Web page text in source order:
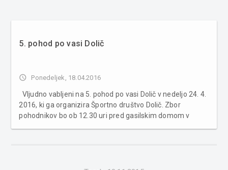
5. pohod po vasi Dolič
access_time Ponedeljek, 18.04.2016
Vljudno vabljeni na 5. pohod po vasi Dolič v nedeljo 24. 4.
2016, ki ga organizira Športno društvo Dolič. Zbor
pohodnikov bo ob 12.30 uri pred gasilskim domom v